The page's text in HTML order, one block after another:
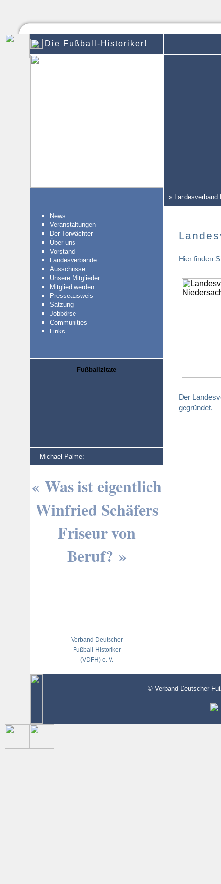
Die Fußball-Historiker!
News
Veranstaltungen
Der Torwächter
Über uns
Vorstand
Landesverbände
Ausschüsse
Unsere Mitglieder
Mitglied werden
Presseausweis
Satzung
Jobbörse
Communities
Links
Fußballzitate
Michael Palme:
« Was ist eigentlich
Winfried Schäfers
Friseur von
Beruf? »
» Landesverband
Hier finden
Der
gegründet.
Verband Deutscher
Fußball-Historiker
(VDFH) e. V.
© Verband Deutscher